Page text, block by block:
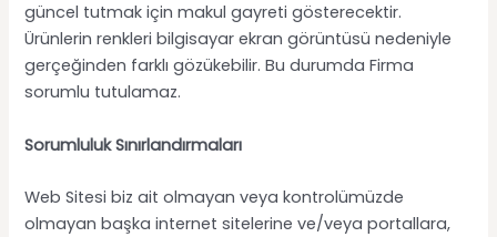
güncel tutmak için makul gayreti gösterecektir.
Ürünlerin renkleri bilgisayar ekran görüntüsü nedeniyle
gerçeğinden farklı gözükebilir. Bu durumda Firma
sorumlu tutulamaz.
Sorumluluk Sınırlandırmaları
Web Sitesi biz ait olmayan veya kontrolümüzde
olmayan başka internet sitelerine ve/veya portallara,